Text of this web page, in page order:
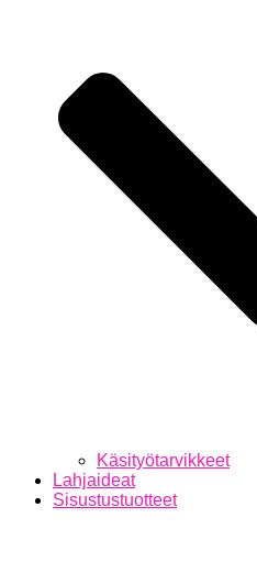
Käsityötarvikkeet
Lahjaideat
Sisustustuotteet